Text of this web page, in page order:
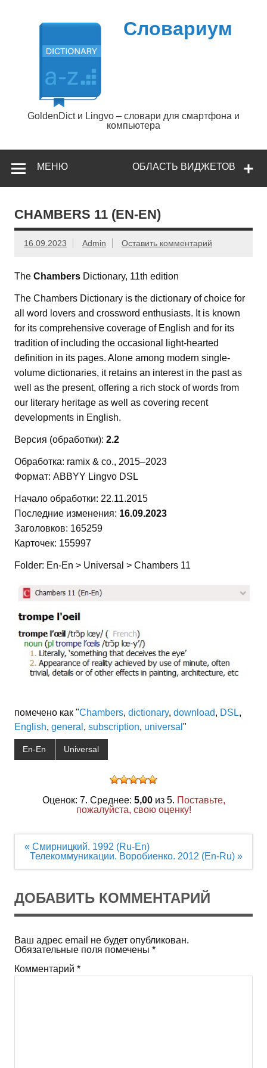
содержимому
Словариум
GoldenDict и Lingvo – словари для смартфона и
компьютера
ОБЛАСТЬ ВИДЖЕТОВ
МЕНЮ
CHAMBERS 11 (EN-EN)
16.09.2023 Admin Оставить комментарий
The Chambers Dictionary, 11th edition
The Chambers Dictionary is the dictionary of choice for
all word lovers and crossword enthusiasts. It is known
for its comprehensive coverage of English and for its
tradition of including the occasional light-hearted
definition in its pages. Alone among modern single-
volume dictionaries, it retains an interest in the past as
well as the present, offering a rich stock of words from
our literary heritage as well as covering recent
developments in English.
Версия (обработки): 2.2
Обработка: ramix & co., 2015–2023
Формат: ABBYY Lingvo DSL
Начало обработки: 22.11.2015
Последние изменения: 16.09.2023
Заголовков: 165259
Карточек: 155997
Folder: En-En > Universal > Chambers 11
помечено как "Chambers, dictionary, download, DSL,
English, general , subscription, universal "
En-En Universal
Оценок: 7. Среднее: 5,00из 5. Поставьте,
пожалуйста, свою оценку!
Навигация
по
« Смирницкий. 1992 (Ru-En)
Телекоммуникации. Воробиенко. 2012 (En-Ru) »
ДОБАВИТЬ КОММЕНТАРИЙ
Ваш адрес email не будет опубликован.
Обязательные поля помечены *
Комментарий *